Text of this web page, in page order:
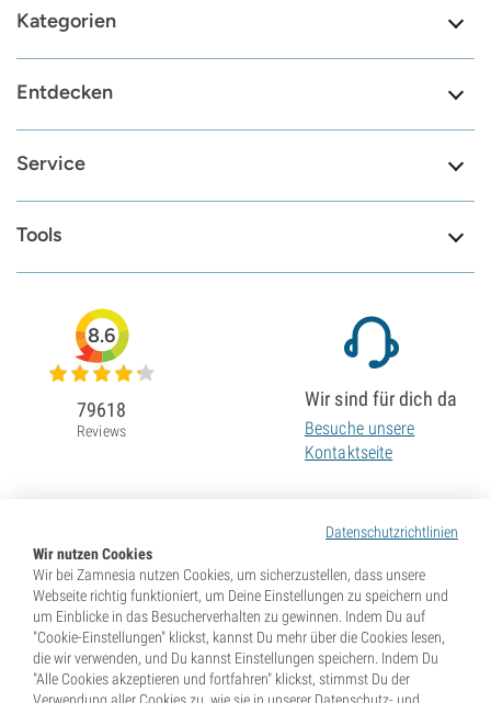
Kategorien
Entdecken
Service
Tools
Datenschutzrichtlinien
Wir nutzen Cookies
Wir bei Zamnesia nutzen Cookies, um sicherzustellen, dass unsere
Webseite richtig funktioniert, um Deine Einstellungen zu speichern und
um Einblicke in das Besucherverhalten zu gewinnen. Indem Du auf
"Cookie-Einstellungen" klickst, kannst Du mehr über die Cookies lesen,
die wir verwenden, und Du kannst Einstellungen speichern. Indem Du
"Alle Cookies akzeptieren und fortfahren" klickst, stimmst Du der
8.6
79618
Reviews
Wir sind für dich da
Besuche unsere
Kontaktseite